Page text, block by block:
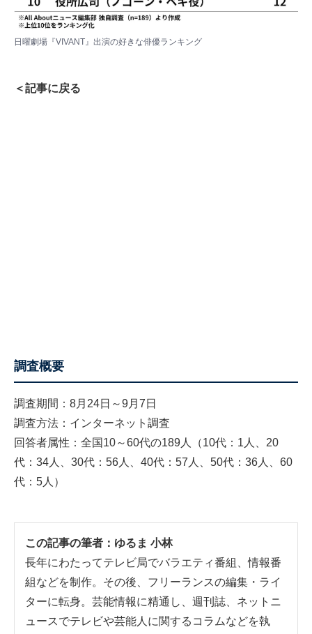
日曜劇場『VIVANT』出演の好きな俳優ランキング
＜記事に戻る
調査概要
調査期間：8月24日～9月7日
調査方法：インターネット調査
回答者属性：全国10～60代の189人（10代：1人、20
代：34人、30代：56人、40代：57人、50代：36人、60
代：5人）
この記事の筆者： ゆるま 小林
長年にわたってテレビ局でバラエティ番組、情報番
組などを制作。その後、フリーランスの編集・ライ
ターに転身。芸能情報に精通し、週刊誌、ネットニ
ュースでテレビや芸能人に関するコラムなどを執